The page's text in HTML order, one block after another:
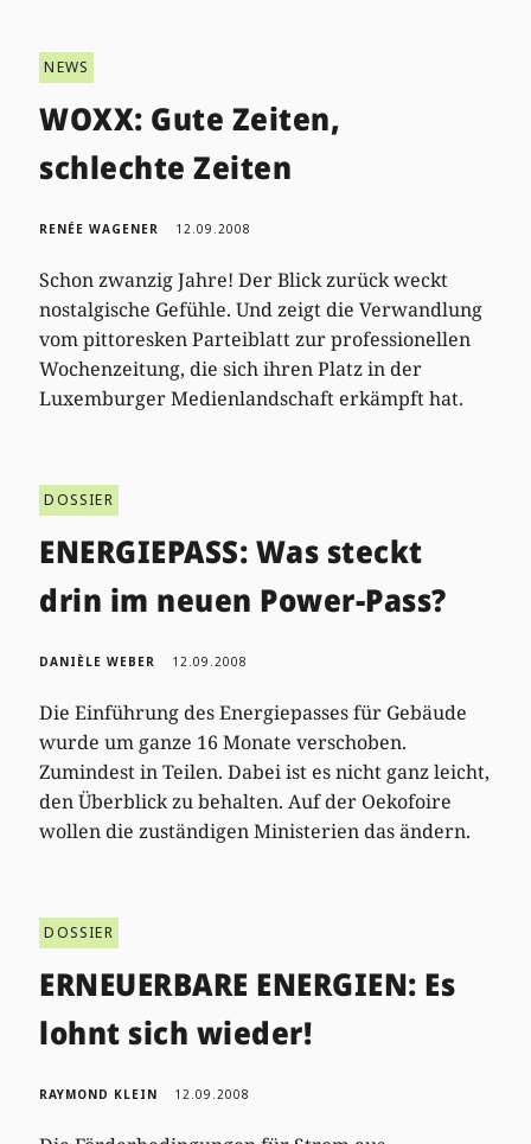
NEWS
WOXX: Gute Zeiten,
schlechte Zeiten
RENÉE WAGENER 12.09.2008
Schon zwanzig Jahre! Der Blick zurück weckt
nostalgische Gefühle. Und zeigt die Verwandlung
vom pittoresken Parteiblatt zur professionellen
Wochenzeitung, die sich ihren Platz in der
Luxemburger Medienlandschaft erkämpft hat.
DOSSIER
ENERGIEPASS: Was steckt
drin im neuen Power-Pass?
DANIÈLE WEBER 12.09.2008
Die Einführung des Energiepasses für Gebäude
wurde um ganze 16 Monate verschoben.
Zumindest in Teilen. Dabei ist es nicht ganz leicht,
den Überblick zu behalten. Auf der Oekofoire
wollen die zuständigen Ministerien das ändern.
DOSSIER
ERNEUERBARE ENERGIEN: Es
lohnt sich wieder!
RAYMOND KLEIN 12.09.2008